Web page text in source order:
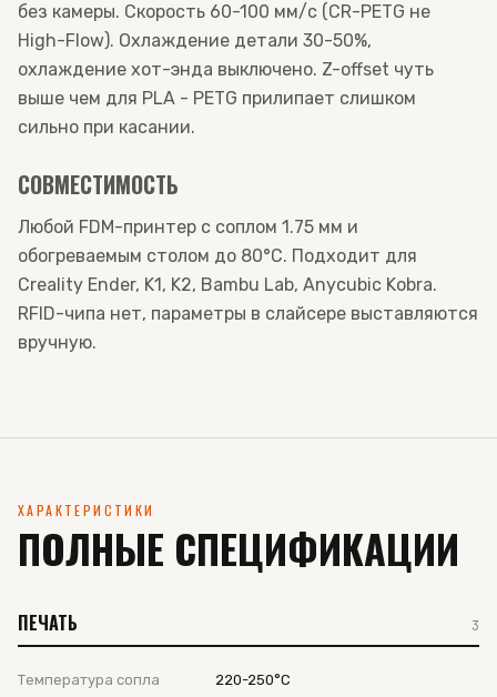
без камеры. Скорость 60-100 мм/с (CR-PETG не
High-Flow). Охлаждение детали 30-50%,
охлаждение хот-энда выключено. Z-offset чуть
выше чем для PLA - PETG прилипает слишком
сильно при касании.
СОВМЕСТИМОСТЬ
Любой FDM-принтер с соплом 1.75 мм и
обогреваемым столом до 80°C. Подходит для
Creality Ender, K1, K2, Bambu Lab, Anycubic Kobra.
RFID-чипа нет, параметры в слайсере выставляются
вручную.
ХАРАКТЕРИСТИКИ
ПОЛНЫЕ СПЕЦИФИКАЦИИ
ПЕЧАТЬ 3
Температура сопла 220-250°C